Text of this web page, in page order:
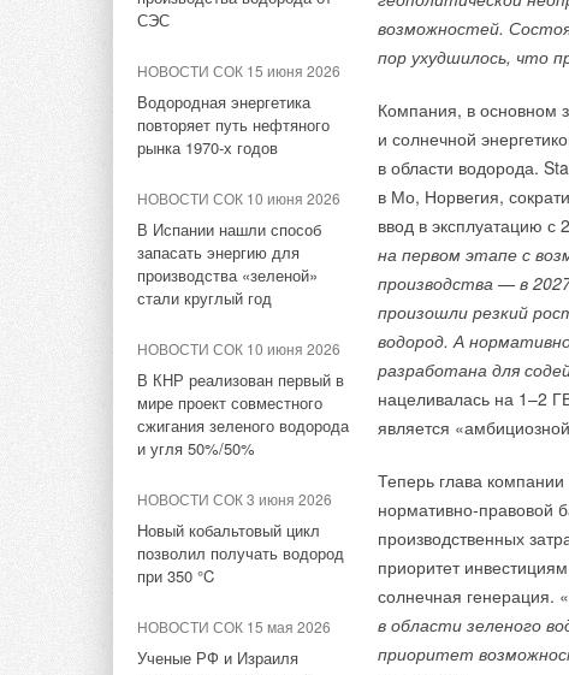
СЭС
НОВОСТИ СОК 15 июня 2026
Водородная энергетика
повторяет путь нефтяного
рынка 1970-х годов
НОВОСТИ СОК 10 июня 2026
В Испании нашли способ
запасать энергию для
производства «зеленой»
стали круглый год
НОВОСТИ СОК 10 июня 2026
В КНР реализован первый в
мире проект совместного
сжигания зеленого водорода
и угля 50%/50%
НОВОСТИ СОК 3 июня 2026
Новый кобальтовый цикл
позволил получать водород
при 350 °C
НОВОСТИ СОК 15 мая 2026
Ученые РФ и Израиля
возможностей.
пор ухудшилось, что
Компания, в основном
и солнечной
в области водорода.
в Мо, Норвегия,
ввод в эксплуатацию с
на первом этапе с
производства — в
произошли резкий
водород. А
разработана для
нацеливалась на 1–2
является
Теперь глава
нормативно-правовой
производственных
приоритет
солнечная генерация. «
в области зеленого
приоритет
LONGi вновь установила
мировой рекорд
эффективности тандемных
солнечных элементов —
35,5%
Германия подключила более
1 ГВт морской
ветроэнергетики за полгода
НОВОСТИ СОК 21 июля 2026
В КНР ввели в строй «самую
высоковольтную» СНЭ
ёмкостью 9 ГВт*ч
ЕС одобрил финансирование
11 офшорных ветропарков во
Франции
В проекте
Для установки был
lifting SAC40000T.
То есть компания
строительстве ВЭС,
подъемные краны,
В конце марта
мощностью 250 МВт в
турбины были
Goldwind высотой 185
такой же высоты
Таким образом, Sany
В январе текущего
впервыеустановил
силами бетонно-
2026
Полигон для испытаний
электротранспорта и ВИЭ
появится в Адыгее летом
ЖУРНАЛ СОК апрель 2026
Зарядная станция для
электромобилей на
солнечных
преобразователях в районе
города Краснодара
Три модели из первой
недавно:
Первые Xiaomi SU7
Zeekr 7X появился
А новый
лишь в феврале
ИСТОЧНИК:АВТОСТАТ
Тэги: Электромобили
Комментарии
В этой теме еще нет комментариев